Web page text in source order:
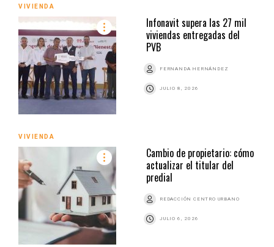
VIVIENDA
Infonavit supera las 27 mil
viviendas entregadas del
PVB
FERNANDA HERNÁNDEZ
JULIO 8, 2026
VIVIENDA
Cambio de propietario: cómo
actualizar el titular del
predial
REDACCIÓN CENTRO URBANO
JULIO 6, 2026